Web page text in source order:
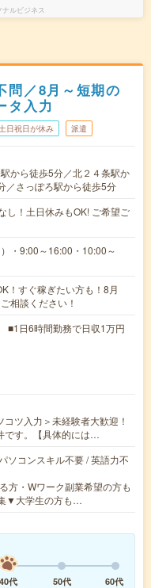
ルビジネス
問／8月～短期の
タ入力
土日祝日が休み 派遣
から徒歩5分／北２４条駅か
／さっぽろ駅から徒歩5分
し！土日休みもOK! ご希望ご
・9:00～16:00・10:00～
！すぐ稼ぎたい方も！8月
相談ください！
日6時間勤務で日収1万円
ツ入力＞未経験者大歓迎！
です。【具体的には…
ソコンスキル不要 / 英語力不
・Wワーク副業希望の方も
▼大学生の方も…
40代 50代
60代